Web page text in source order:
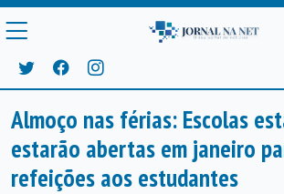
Almoço nas férias: Escolas
estarão abertas em janeiro
refeições aos estudantes